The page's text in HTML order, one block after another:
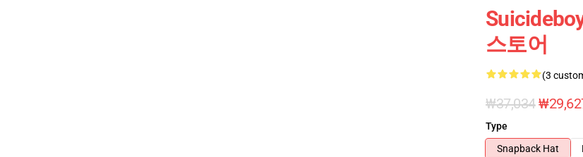
스토어
(3
₩37,034
Type
Snapback Hat